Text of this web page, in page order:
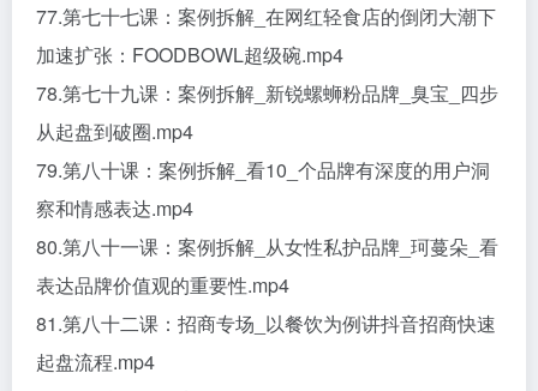
77.第七十七课：案例拆解_在网红轻食店的倒闭大潮下
加速扩张：FOODBOWL超级碗.mp4
78.第七十九课：案例拆解_新锐螺蛳粉品牌_臭宝_四步
从起盘到破圈.mp4
79.第八十课：案例拆解_看10_个品牌有深度的用户洞
察和情感表达.mp4
80.第八十一课：案例拆解_从女性私护品牌_珂蔓朵_看
表达品牌价值观的重要性.mp4
81.第八十二课：招商专场_以餐饮为例讲抖音招商快速
起盘流程.mp4